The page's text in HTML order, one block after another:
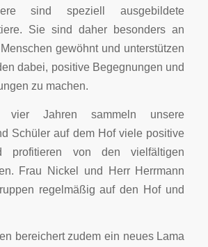
sind speziell ausgebildete
Sie sind daher besonders an
gewöhnt und unterstützen
dabei, positive Begegnungen und
zu machen.
vier Jahren sammeln unsere
Schüler auf dem Hof viele positive
profitieren von den vielfältigen
Frau Nickel und Herr Herrmann
regelmäßig auf den Hof und
bereichert zudem ein neues Lama